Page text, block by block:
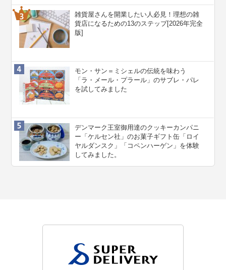
雑貨屋さんを開業したい人必見！理想の雑
貨店になるための13のステップ[2026年完全
版]
モン・サン＝ミシェルの伝統を味わう
「ラ・メール・プラール」のサブレ・パレ
を試してみました
デンマーク王室御用達のクッキーカンパニ
ー「ケルセン社」のお菓子ギフト缶「ロイ
ヤルダンスク」「コペンハーゲン」を体験
してみました。